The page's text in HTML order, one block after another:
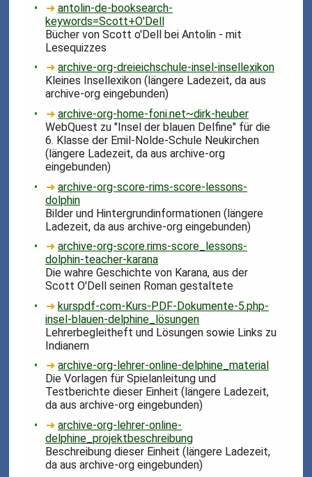
➜antolin-de-booksearch-
keywords=Scott+O'Dell
Bücher von Scott o'Dell bei Antolin - mit
Lesequizzes
➜archive-org-dreieichschule-insel-insellexikon
Kleines Insellexikon (längere Ladezeit, da aus
archive-org eingebunden)
➜archive-org-home-foni.net~dirk-heuber
WebQuest zu "Insel der blauen Delfine" für die
6. Klasse der Emil-Nolde-Schule Neukirchen
(längere Ladezeit, da aus archive-org
eingebunden)
➜archive-org-score-rims-score-lessons-
dolphin
Bilder und Hintergrundinformationen (längere
Ladezeit, da aus archive-org eingebunden)
➜archive-org-score.rims-score_lessons-
dolphin-teacher-karana
Die wahre Geschichte von Karana, aus der
Scott O'Dell seinen Roman gestaltete
➜kurspdf-com-Kurs-PDF-Dokumente-5.php-
insel-blauen-delphine_lösungen
Lehrerbegleitheft und Lösungen sowie Links zu
Indianern
➜archive-org-lehrer-online-delphine_material
Die Vorlagen für Spielanleitung und
Testberichte dieser Einheit (längere Ladezeit,
da aus archive-org eingebunden)
➜archive-org-lehrer-online-
delphine_projektbeschreibung
Beschreibung dieser Einheit (längere Ladezeit,
da aus archive-org eingebunden)